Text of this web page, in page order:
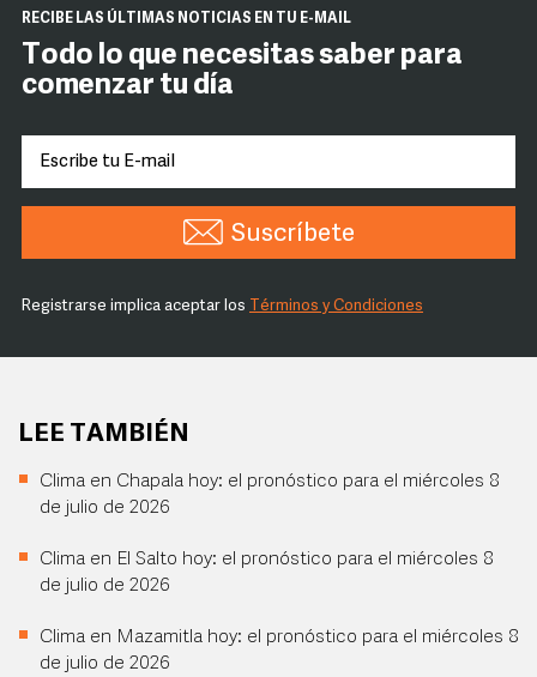
RECIBE LAS ÚLTIMAS NOTICIAS EN TU E-MAIL
Todo lo que necesitas saber para
comenzar tu día
Suscríbete
Registrarse implica aceptar los Términos y Condiciones
LEE TAMBIÉN
Clima en Chapala hoy: el pronóstico para el miércoles 8
de julio de 2026
Clima en El Salto hoy: el pronóstico para el miércoles 8
de julio de 2026
Clima en Mazamitla hoy: el pronóstico para el miércoles 8
de julio de 2026